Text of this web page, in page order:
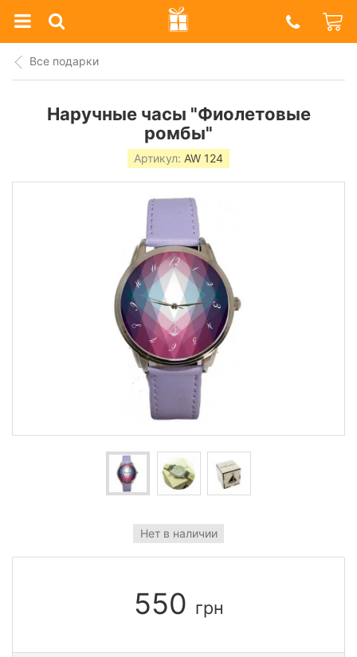
Prazdnik
Shop
Все подарки
Наручные часы "Фиолетовые
ромбы"
Артикул: AW 124
Нет в наличии
550 грн